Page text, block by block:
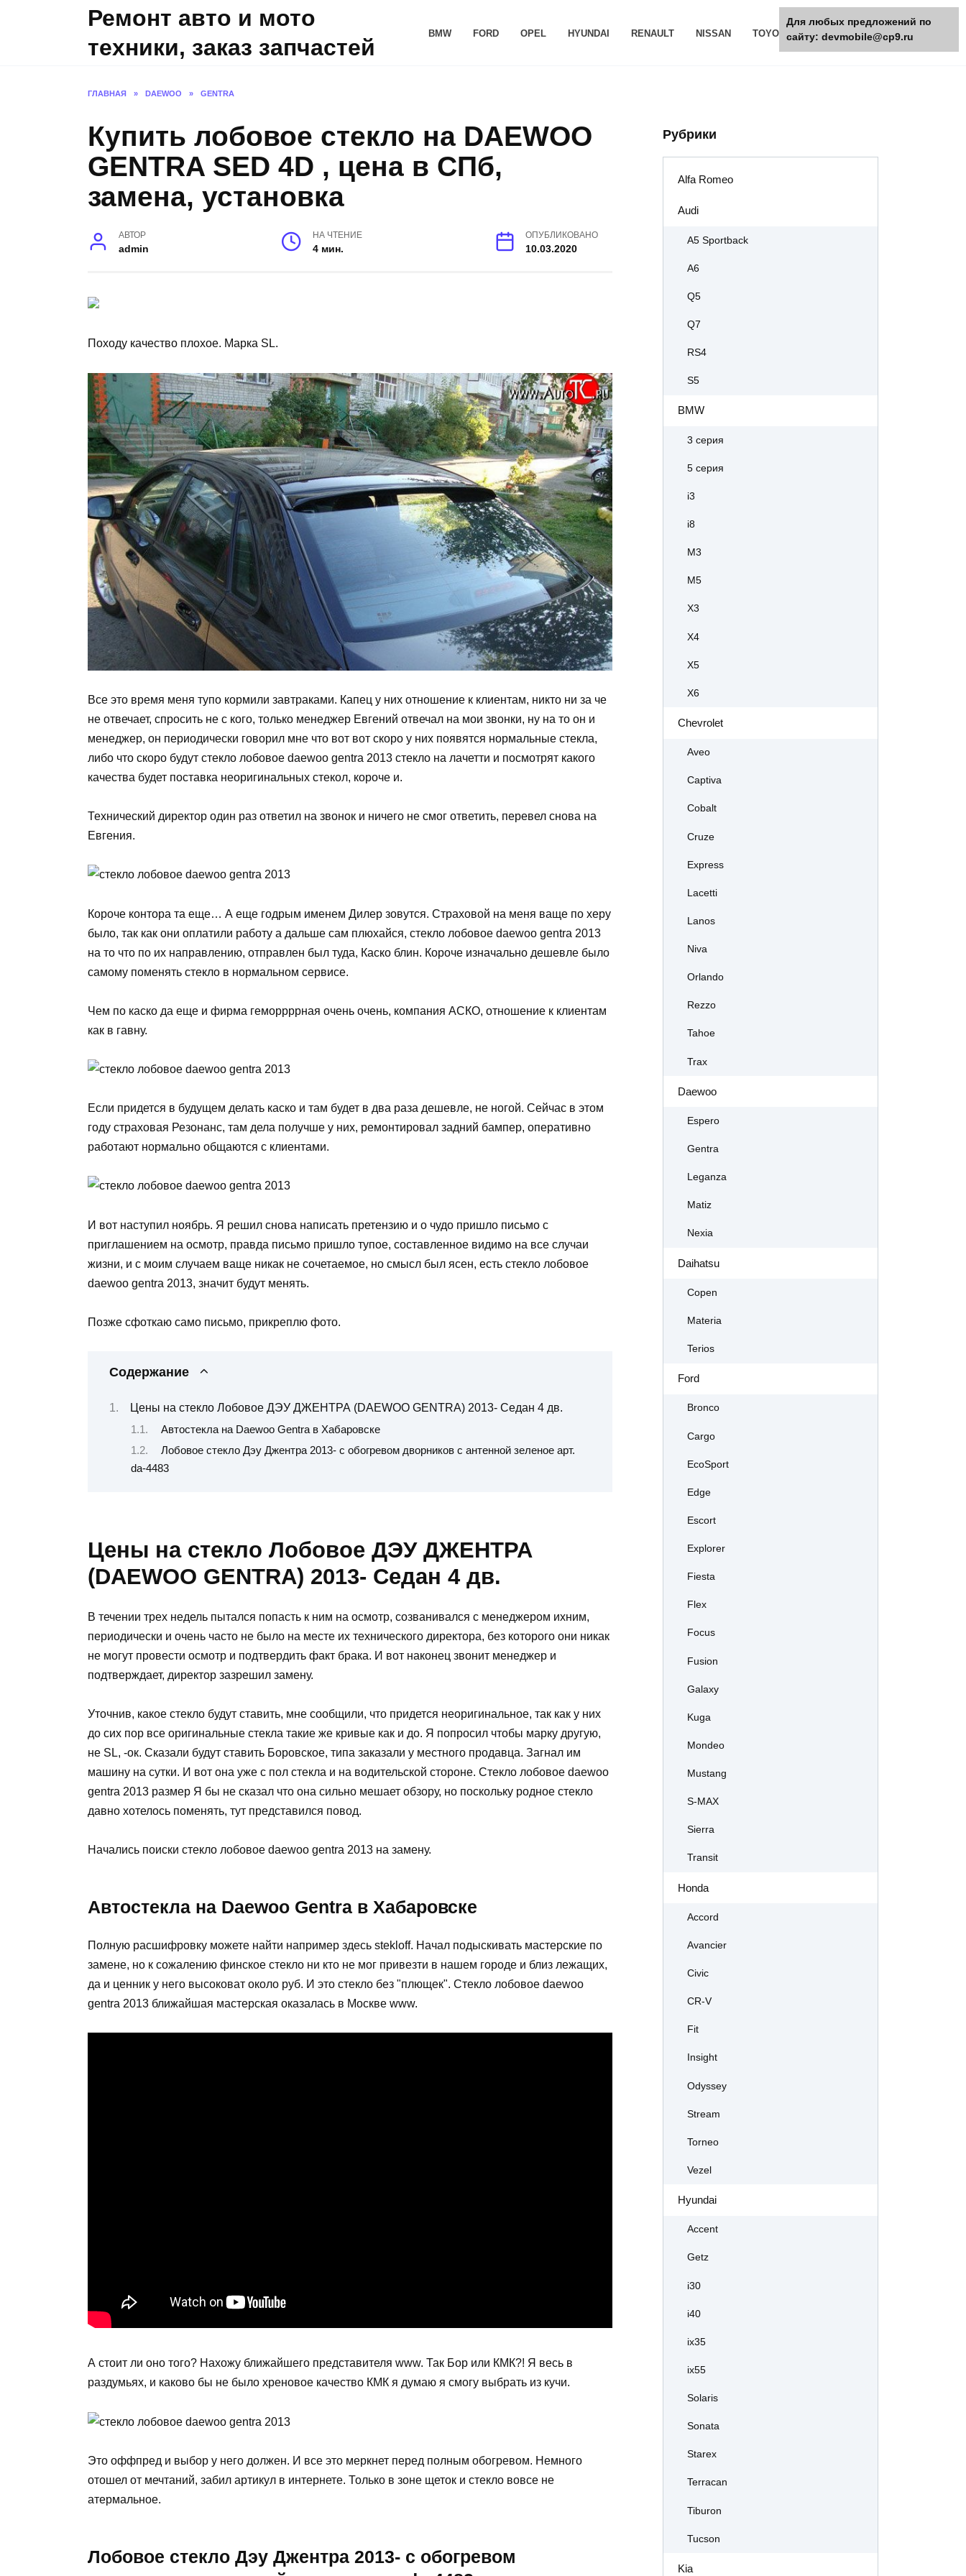
Ремонт авто и мото
техники, заказ запчастей
BMW FORD OPEL HYUNDAI RENAULT NISSAN TOYOTA РАЗНОЕ
ГЛАВНАЯ » DAEWOO » GENTRA
Купить лобовое стекло на DAEWOO
GENTRA SED 4D , цена в СПб,
замена, установка
АВТОР
admin
НА ЧТЕНИЕ
4 мин.
ОПУБЛИКОВАНО
10.03.2020
Походу качество плохое. Марка SL.
Все это время меня тупо кормили завтраками. Капец у них отношение к клиентам, никто ни за че
не отвечает, спросить не с кого, только менеджер Евгений отвечал на мои звонки, ну на то он и
менеджер, он периодически говорил мне что вот вот скоро у них появятся нормальные стекла,
либо что скоро будут стекло лобовое daewoo gentra 2013 стекло на лачетти и посмотрят какого
качества будет поставка неоригинальных стекол, короче и.
Технический директор один раз ответил на звонок и ничего не смог ответить, перевел снова на
Евгения.
Короче контора та еще… А еще годрым именем Дилер зовутся. Страховой на меня ваще по херу
было, так как они оплатили работу а дальше сам плюхайся, стекло лобовое daewoo gentra 2013
на то что по их направлению, отправлен был туда, Каско блин. Короче изначально дешевле было
самому поменять стекло в нормальном сервисе.
Чем по каско да еще и фирма геморрррная очень очень, компания АСКО, отношение к клиентам
как в гавну.
Если придется в будущем делать каско и там будет в два раза дешевле, не ногой. Сейчас в этом
году страховая Резонанс, там дела получше у них, ремонтировал задний бампер, оперативно
работают нормально общаются с клиентами.
И вот наступил ноябрь. Я решил снова написать претензию и о чудо пришло письмо с
приглашением на осмотр, правда письмо пришло тупое, составленное видимо на все случаи
жизни, и с моим случаем ваще никак не сочетаемое, но смысл был ясен, есть стекло лобовое
daewoo gentra 2013, значит будут менять.
Позже сфоткаю само письмо, прикреплю фото.
Содержание
Цены на стекло Лобовое ДЭУ ДЖЕНТРА (DAEWOO GENTRA) 2013- Седан 4 дв.
Автостекла на Daewoo Gentra в Хабаровске
Лобовое стекло Дэу Джентра 2013- с обогревом дворников с антенной зеленое арт.
da-4483
Цены на стекло Лобовое ДЭУ ДЖЕНТРА
(DAEWOO GENTRA) 2013- Седан 4 дв.
В течении трех недель пытался попасть к ним на осмотр, созванивался с менеджером ихним,
периодически и очень часто не было на месте их технического директора, без которого они никак
не могут провести осмотр и подтвердить факт брака. И вот наконец звонит менеджер и
подтверждает, директор зазрешил замену.
Уточнив, какое стекло будут ставить, мне сообщили, что придется неоригинальное, так как у них
до сих пор все оригинальные стекла такие же кривые как и до. Я попросил чтобы марку другую,
не SL, -ок. Сказали будут ставить Боровское, типа заказали у местного продавца. Загнал им
машину на сутки. И вот она уже с пол стекла и на водительской стороне. Стекло лобовое daewoo
gentra 2013 размер Я бы не сказал что она сильно мешает обзору, но поскольку родное стекло
давно хотелось поменять, тут представился повод.
Начались поиски стекло лобовое daewoo gentra 2013 на замену.
Автостекла на Daewoo Gentra в Хабаровске
Полную расшифровку можете найти например здесь stekloff. Начал подыскивать мастерские по
замене, но к сожалению финское стекло ни кто не мог привезти в нашем городе и близ лежащих,
да и ценник у него высоковат около руб. И это стекло без "плющек". Стекло лобовое daewoo
gentra 2013 ближайшая мастерская оказалась в Москве www.
А стоит ли оно того? Нахожу ближайшего представителя www. Так Бор или КМК?! Я весь в
раздумьях, и каково бы не было хреновое качество КМК я думаю я смогу выбрать из кучи.
Это оффпред и выбор у него должен. И все это меркнет перед полным обогревом. Немного
отошел от мечтаний, забил артикул в интернете. Только в зоне щеток и стекло вовсе не
атермальное.
Лобовое стекло Дэу Джентра 2013- с обогревом
Рубрики
Alfa Romeo
Audi
A5 Sportback
A6
Q5
Q7
RS4
S5
BMW
3 серия
5 серия
i3
i8
M3
M5
X3
X4
X5
X6
Chevrolet
Aveo
Captiva
Cobalt
Cruze
Express
Lacetti
Lanos
Niva
Orlando
Rezzo
Tahoe
Trax
Daewoo
Espero
Gentra
Leganza
Matiz
Nexia
Daihatsu
Copen
Materia
Terios
Ford
Bronco
Cargo
EcoSport
Edge
Escort
Explorer
Fiesta
Flex
Focus
Fusion
Galaxy
Kuga
Mondeo
Mustang
S-MAX
Sierra
Transit
Honda
Accord
Avancier
Civic
CR-V
Fit
Insight
Odyssey
Stream
Torneo
Vezel
Hyundai
Accent
Getz
i30
i40
ix35
ix55
Solaris
Sonata
Starex
Terracan
Tiburon
Tucson
Kia
Для любых предложений по
сайту: devmobile@cp9.ru